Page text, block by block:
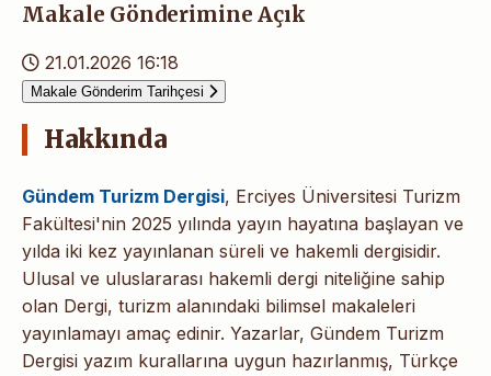
Makale Gönderimine Açık
21.01.2026 16:18
Makale Gönderim Tarihçesi
Hakkında
Gündem Turizm Dergisi, Erciyes Üniversitesi Turizm
Fakültesi'nin 2025 yılında yayın hayatına başlayan ve
yılda iki kez yayınlanan süreli ve hakemli dergisidir.
Ulusal ve uluslararası hakemli dergi niteliğine sahip
olan Dergi, turizm alanındaki bilimsel makaleleri
yayınlamayı amaç edinir. Yazarlar, Gündem Turizm
Dergisi yazım kurallarına uygun hazırlanmış, Türkçe